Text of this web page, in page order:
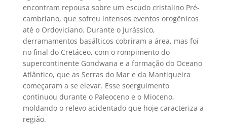
encontram repousa sobre um escudo cristalino Pré-
cambriano, que sofreu intensos eventos orogênicos
até o Ordoviciano. Durante o Jurássico,
derramamentos basálticos cobriram a área, mas foi
no final do Cretáceo, com o rompimento do
supercontinente Gondwana e a formação do Oceano
Atlântico, que as Serras do Mar e da Mantiqueira
começaram a se elevar. Esse soerguimento
continuou durante o Paleoceno e o Mioceno,
moldando o relevo acidentado que hoje caracteriza a
região.